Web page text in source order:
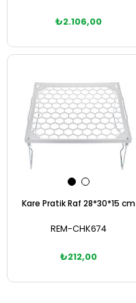
₺2.106,00
Kare Pratik Raf 28*30*15 cm
REM-CHK674
₺212,00